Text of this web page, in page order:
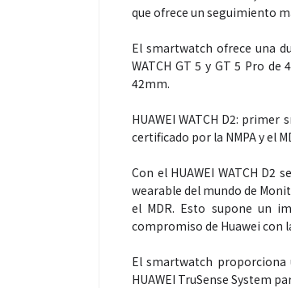
que ofrece un seguimiento
El smartwatch ofrece una
WATCH GT 5 y GT 5 Pro de
42mm.
HUAWEI WATCH D2:
certificado por la NMPA y el
Con el HUAWEI WATCH
wearable del mundo de
el MDR. Esto supone un
compromiso de Huawei con
El smartwatch
HUAWEI TruSense System